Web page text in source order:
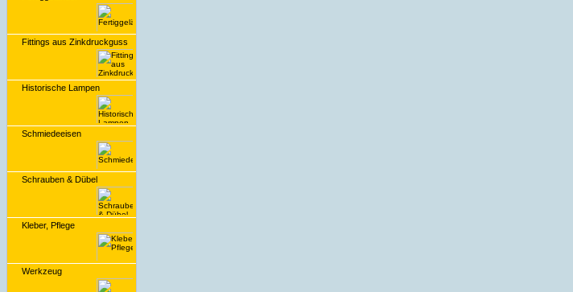
Fittings aus Zinkdruckguss
Historische Lampen
Schmiedeeisen
Schrauben & Dübel
Kleber, Pflege
Werkzeug